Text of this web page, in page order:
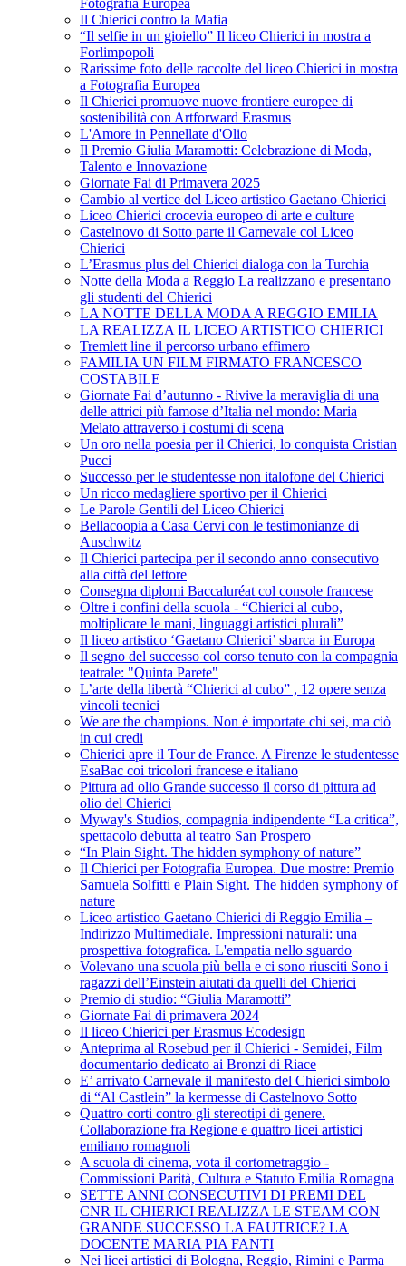
Fotografia Europea
Il Chierici contro la Mafia
“Il selfie in un gioiello” Il liceo Chierici in mostra a
Forlimpopoli
Rarissime foto delle raccolte del liceo Chierici in mostra
a Fotografia Europea
Il Chierici promuove nuove frontiere europee di
sostenibilità con Artforward Erasmus
L'Amore in Pennellate d'Olio
Il Premio Giulia Maramotti: Celebrazione di Moda,
Talento e Innovazione
Giornate Fai di Primavera 2025
Cambio al vertice del Liceo artistico Gaetano Chierici
Liceo Chierici crocevia europeo di arte e culture
Castelnovo di Sotto parte il Carnevale col Liceo
Chierici
L’Erasmus plus del Chierici dialoga con la Turchia
Notte della Moda a Reggio La realizzano e presentano
gli studenti del Chierici
LA NOTTE DELLA MODA A REGGIO EMILIA
LA REALIZZA IL LICEO ARTISTICO CHIERICI
Tremlett line il percorso urbano effimero
FAMILIA UN FILM FIRMATO FRANCESCO
COSTABILE
Giornate Fai d’autunno - Rivive la meraviglia di una
delle attrici più famose d’Italia nel mondo: Maria
Melato attraverso i costumi di scena
Un oro nella poesia per il Chierici, lo conquista Cristian
Pucci
Successo per le studentesse non italofone del Chierici
Un ricco medagliere sportivo per il Chierici
Le Parole Gentili del Liceo Chierici
Bellacoopia a Casa Cervi con le testimonianze di
Auschwitz
Il Chierici partecipa per il secondo anno consecutivo
alla città del lettore
Consegna diplomi Baccaluréat col console francese
Oltre i confini della scuola - “Chierici al cubo,
moltiplicare le mani, linguaggi artistici plurali”
Il liceo artistico ‘Gaetano Chierici’ sbarca in Europa
Il segno del successo col corso tenuto con la compagnia
teatrale: "Quinta Parete"
L’arte della libertà “Chierici al cubo” , 12 opere senza
vincoli tecnici
We are the champions. Non è importate chi sei, ma ciò
in cui credi
Chierici apre il Tour de France. A Firenze le studentesse
EsaBac coi tricolori francese e italiano
Pittura ad olio Grande successo il corso di pittura ad
olio del Chierici
Myway's Studios, compagnia indipendente “La critica”,
spettacolo debutta al teatro San Prospero
“In Plain Sight. The hidden symphony of nature”
Il Chierici per Fotografia Europea. Due mostre: Premio
Samuela Solfitti e Plain Sight. The hidden symphony of
nature
Liceo artistico Gaetano Chierici di Reggio Emilia –
Indirizzo Multimediale. Impressioni naturali: una
prospettiva fotografica. L'empatia nello sguardo
Volevano una scuola più bella e ci sono riusciti Sono i
ragazzi dell’Einstein aiutati da quelli del Chierici
Premio di studio: “Giulia Maramotti”
Giornate Fai di primavera 2024
Il liceo Chierici per Erasmus Ecodesign
Anteprima al Rosebud per il Chierici - Semidei, Film
documentario dedicato ai Bronzi di Riace
E’ arrivato Carnevale il manifesto del Chierici simbolo
di “Al Castlein” la kermesse di Castelnovo Sotto
Quattro corti contro gli stereotipi di genere.
Collaborazione fra Regione e quattro licei artistici
emiliano romagnoli
A scuola di cinema, vota il cortometraggio -
Commissioni Parità, Cultura e Statuto Emilia Romagna
SETTE ANNI CONSECUTIVI DI PREMI DEL
CNR IL CHIERICI REALIZZA LE STEAM CON
GRANDE SUCCESSO LA FAUTRICE? LA
DOCENTE MARIA PIA FANTI
Nei licei artistici di Bologna, Reggio, Rimini e Parma